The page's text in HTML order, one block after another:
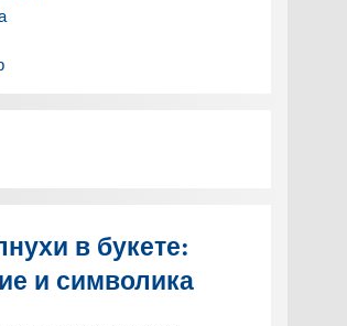
в букете:
и символика